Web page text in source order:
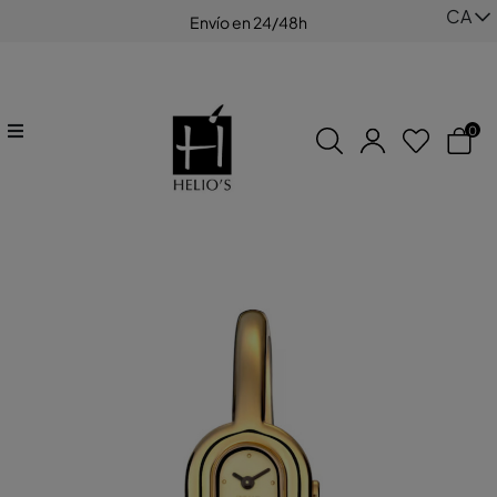
Envío en 24/48h
0
CA